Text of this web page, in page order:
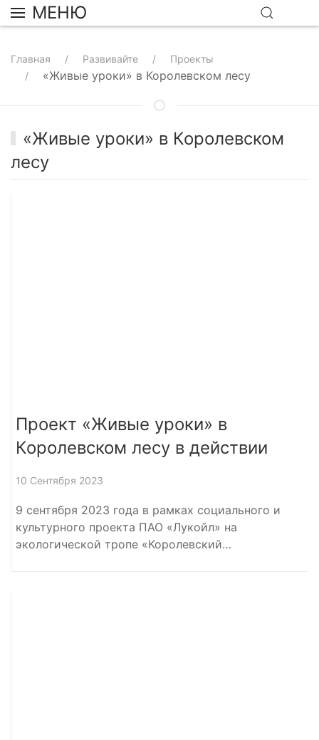
МЕНЮ
Главная Развивайте Проекты
«Живые уроки» в Королевском лесу
«Живые уроки» в Королевском
лесу
Проект «Живые уроки» в
Королевском лесу в действии
10 Сентября 2023
9 сентября 2023 года в рамках социального и
культурного проекта ПАО «Лукойл» на
экологической тропе «Королевский…